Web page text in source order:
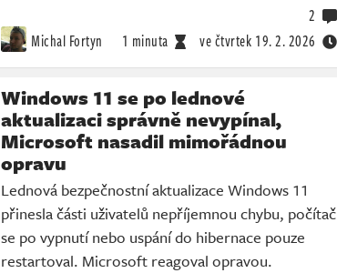
Michal Fortyn 1 minuta ve čtvrtek 19. 2. 2026
2
Windows 11 se po lednové
aktualizaci správně nevypínal,
Microsoft nasadil mimořádnou
opravu
Lednová bezpečnostní aktualizace Windows 11
přinesla části uživatelů nepříjemnou chybu, počítač
se po vypnutí nebo uspání do hibernace pouze
restartoval. Microsoft reagoval opravou.